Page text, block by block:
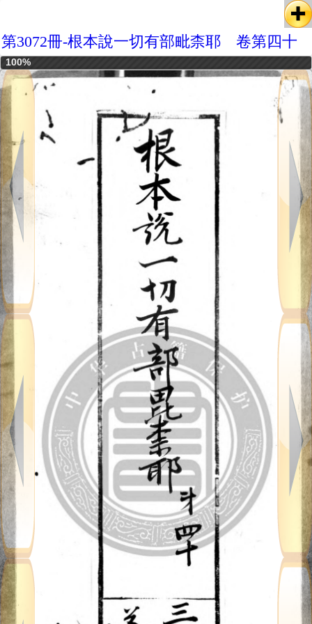
第3072冊-根本說一切有部毗柰耶 卷第四十
100%